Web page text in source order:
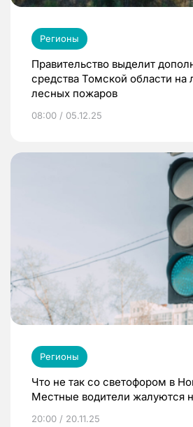
Регионы
Правительство выделит
средства Томской области на
лесных пожаров
08:00 / 05.12.25
Регионы
Что не так со светофором в
Местные водители жалуются
20:00 / 20.11.25